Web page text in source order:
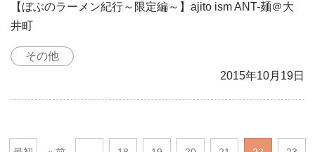
【ぼぶのラーメン紀行～限定編～】ajito ism ANT-麺＠大
井町
その他
2015年10月19日